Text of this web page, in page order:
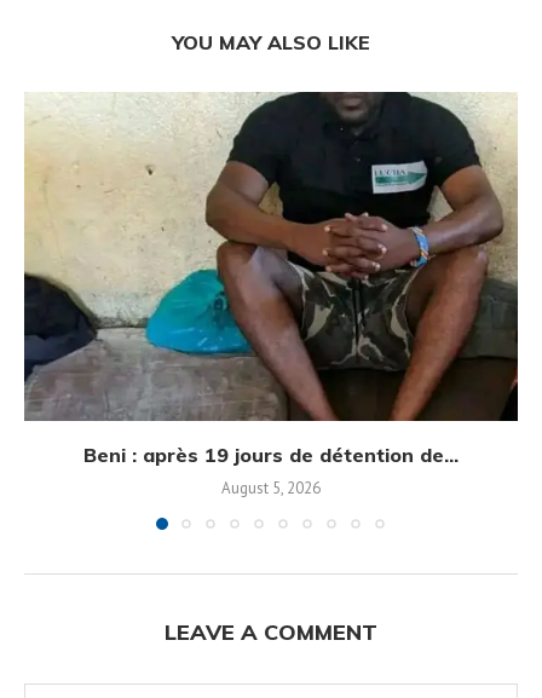
YOU MAY ALSO LIKE
Beni : après 19 jours de détention de...
August 5, 2026
LEAVE A COMMENT